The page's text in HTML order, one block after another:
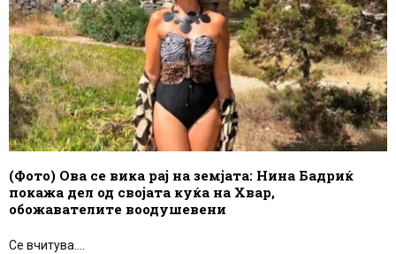
(Фото) Ова се вика рај на земјата: Нина Бадриќ
покажа дел од својата куќа на Хвар,
обожавателите воодушевени
Се вчитува....